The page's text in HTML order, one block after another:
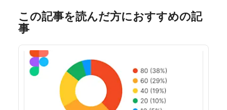
この記事を読んだ方におすすめの記
事